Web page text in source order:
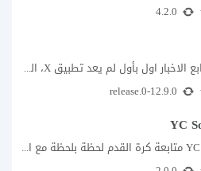
تطبيق اكس تابع الاخبار اول بأول لم يعد تطبيق X، المعروف سابقا باسم تويتر،...
تطبيق YC Soccer متابعة كرة القدم لحظة بلحظة مع اقتراب مباراة مصر والأرجنتين في...